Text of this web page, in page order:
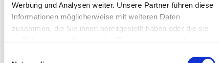
Werbung und Analysen weiter. Unsere Partner führen diese
Informationen möglicherweise mit weiteren Daten
zusammen, die Sie ihnen bereitgestellt haben oder die sie
20.07.2026 - 24.07.2026
9
C'était génial!